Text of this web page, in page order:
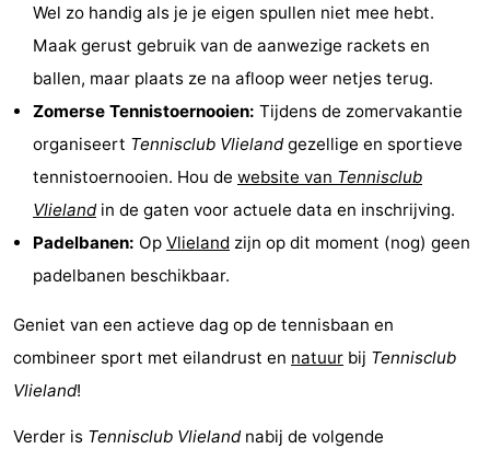
Rondvaarten
Speeltuinen
Natuur
Rondleidingen
Sporten
Wandelen
-
Wel zo handig als je je eigen spullen niet mee hebt.
Maak gerust gebruik van de aanwezige rackets en
ballen, maar plaats ze na afloop weer netjes terug.
Zomerse Tennistoernooien: Tijdens de zomervakantie
organiseert Tennisclub Vlielandgezellige en sportieve
tennistoernooien. Hou de website van Tennisclub
Vlielandin de gaten voor actuele data en inschrijving.
Padelbanen: Op Vlieland zijn op dit moment (nog) geen
padelbanen beschikbaar.
Geniet van een actieve dag op de tennisbaan en
combineer sport met eilandrust en natuur bij Tennisclub
Vlieland!
Verder is Tennisclub Vlielandnabij de volgende